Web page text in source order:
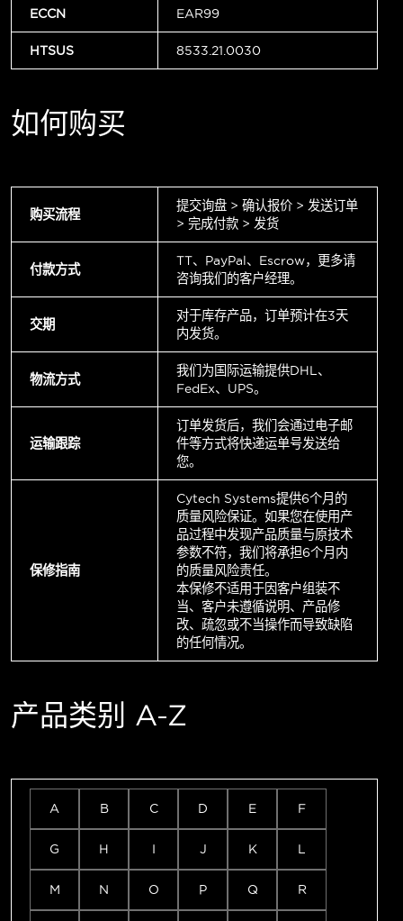
ECCN EAR99
HTSUS 8533.21.0030
如何购买
购买流程
提交询盘 > 确认报价 > 发送订单
> 完成付款 > 发货
付款方式
TT、PayPal、Escrow，更多请
咨询我们的客户经理。
交期
对于库存产品，订单预计在3天
内发货。
物流方式
我们为国际运输提供DHL、
FedEx、UPS。
运输跟踪
订单发货后，我们会通过电子邮
件等方式将快递运单号发送给
您。
保修指南
Cytech Systems提供6个月的
质量风险保证。如果您在使用产
品过程中发现产品质量与原技术
参数不符，我们将承担6个月内
的质量风险责任。
本保修不适用于因客户组装不
当、客户未遵循说明、产品修
改、疏忽或不当操作而导致缺陷
的任何情况。
产品类别 A-Z
A B C D E F
G H I J K L
M N O P Q R